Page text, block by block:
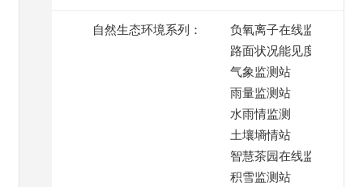
自然生态环境系列：
负氧离子在线监测
路面状况能见度监测
气象监测站
雨量监测站
水雨情监测
土壤墒情站
智慧茶园在线监测
积雪监测站